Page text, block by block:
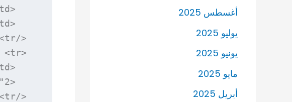
أغسطس 2025
يوليو 2025
يونيو 2025
مايو 2025
أبريل 2025
  <tr>